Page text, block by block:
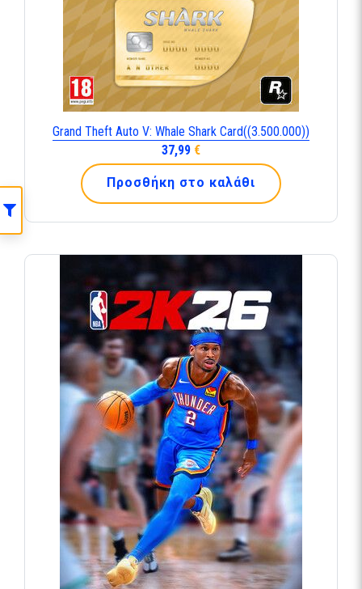
Grand Theft Auto V: Whale Shark Card((3.500.000))
37,99 €
Προσθήκη στο καλάθι